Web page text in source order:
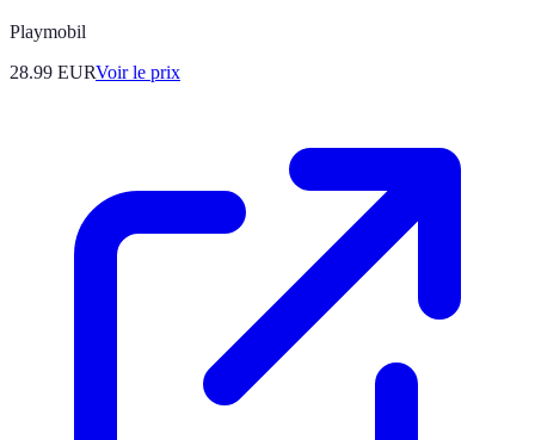
Playmobil
28.99 EURVoir le prix